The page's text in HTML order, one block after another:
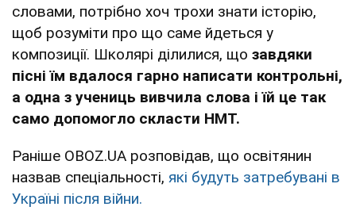
словами, потрібно хоч трохи знати історію,
щоб розуміти про що саме йдеться у
композиції. Школярі ділилися, що завдяки
пісні їм вдалося гарно написати контрольні,
а одна з учениць вивчила слова і їй це так
само допомогло скласти НМТ.
Раніше OBOZ.UA розповідав, що освітянин
назвав спеціальності, які будуть затребувані в
Україні після війни.